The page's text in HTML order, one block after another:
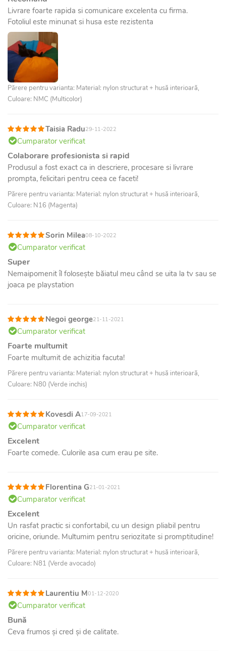
Livrare foarte rapida si comunicare excelenta cu firma.
Fotoliul este minunat si husa este rezistenta
Părere pentru varianta: Material: nylon structurat + husă interioară,
Culoare: NMC (Multicolor)
Taisia Radu29-11-2022
Cumparator verificat
Colaborare profesionista si rapid
Produsul a fost exact ca in descriere, procesare si livrare
prompta, felicitari pentru ceea ce faceti!
Părere pentru varianta: Material: nylon structurat + husă interioară,
Culoare: N16 (Magenta)
Sorin Milea08-10-2022
Cumparator verificat
Super
Nemaipomenit îl folosește băiatul meu când se uita la tv sau se
joaca pe playstation
Negoi george21-11-2021
Cumparator verificat
Foarte multumit
Foarte multumit de achizitia facuta!
Părere pentru varianta: Material: nylon structurat + husă interioară,
Culoare: N80 (Verde inchis)
Kovesdi A17-09-2021
Cumparator verificat
Excelent
Foarte comede. Culorile asa cum erau pe site.
Florentina G21-01-2021
Cumparator verificat
Excelent
Un rasfat practic si confortabil, cu un design pliabil pentru
oricine, oriunde. Multumim pentru seriozitate si promptitudine!
Părere pentru varianta: Material: nylon structurat + husă interioară,
Culoare: N81 (Verde avocado)
Laurentiu M01-12-2020
Cumparator verificat
Bună
Ceva frumos și cred și de calitate.